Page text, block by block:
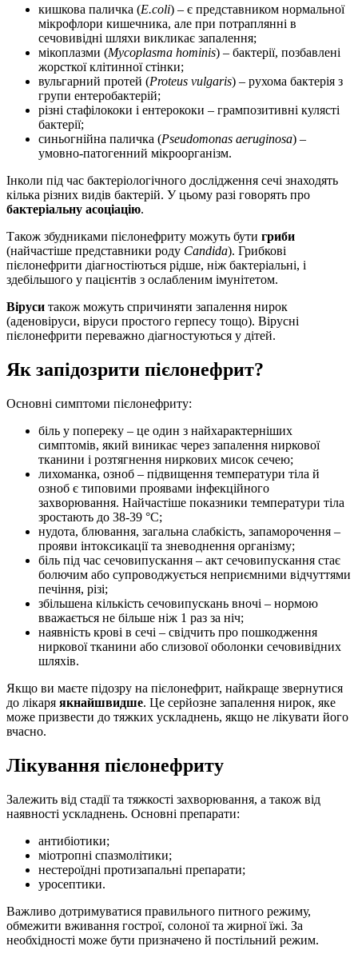
кишкова паличка (E.coli) – є представником нормальної
мікрофлори кишечника, але при потраплянні в
сечовивідні шляхи викликає запалення;
мікоплазми (Mycoplasma hominis) – бактерії, позбавлені
жорсткої клітинної стінки;
вульгарний протей (Proteus vulgaris) – рухома бактерія з
групи ентеробактерій;
різні стафілококи і ентерококи – грампозитивні кулясті
бактерії;
синьогнійна паличка (Pseudomonas aeruginosa) –
умовно-патогенний мікроорганізм.
Інколи під час бактеріологічного дослідження сечі знаходять
кілька різних видів бактерій. У цьому разі говорять про
бактеріальну асоціацію.
Також збудниками пієлонефриту можуть бути гриби
(найчастіше представники роду Candida). Грибкові
пієлонефрити діагностіються рідше, ніж бактеріальні, і
здебільшого у пацієнтів з ослабленим імунітетом.
Віруси також можуть спричиняти запалення нирок
(аденовіруси, віруси простого герпесу тощо). Вірусні
пієлонефрити переважно діагностуються у дітей.
Як запідозрити пієлонефрит?
Основні симптоми пієлонефриту:
біль у попереку – це один з найхарактерніших
симптомів, який виникає через запалення ниркової
тканини і розтягнення ниркових мисок сечею;
лихоманка, озноб – підвищення температури тіла й
озноб є типовими проявами інфекційного
захворювання. Найчастіше показники температури тіла
зростають до 38-39 °C;
нудота, блювання, загальна слабкість, запаморочення –
прояви інтоксикації та зневоднення організму;
біль під час сечовипускання – акт сечовипускання стає
болючим або супроводжується неприємними відчуттями
печіння, різі;
збільшена кількість сечовипускань вночі – нормою
вважається не більше ніж 1 раз за ніч;
наявність крові в сечі – свідчить про пошкодження
ниркової тканини або слизової оболонки сечовивідних
шляхів.
Якщо ви маєте підозру на пієлонефрит, найкраще звернутися
до лікаря якнайшвидше. Це серйозне запалення нирок, яке
може призвести до тяжких ускладнень, якщо не лікувати його
вчасно.
Лікування пієлонефриту
Залежить від стадії та тяжкості захворювання, а також від
наявності ускладнень. Основні препарати:
антибіотики;
міотропні спазмолітики;
нестероїдні протизапальні препарати;
уросептики.
Важливо дотримуватися правильного питного режиму,
обмежити вживання гострої, солоної та жирної їжі. За
необхідності може бути призначено й постільний режим.